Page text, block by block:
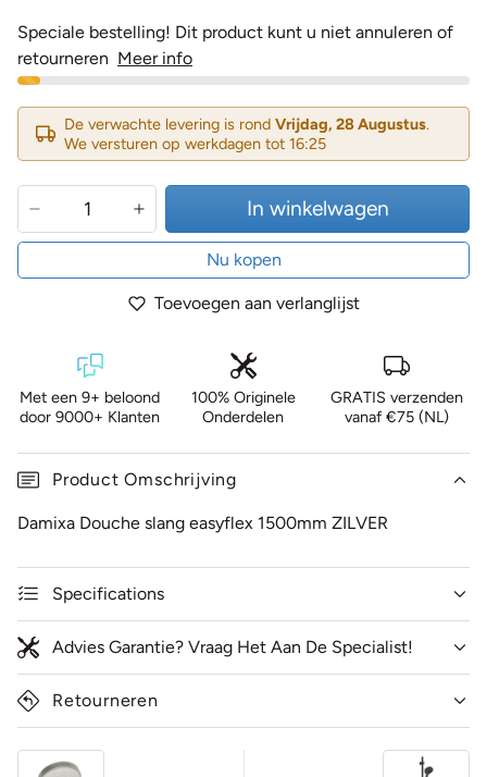
Speciale bestelling! Dit product kunt u niet annuleren of
retourneren Meer info
De verwachte levering is rond Vrijdag, 28 Augustus.
We versturen op werkdagen tot 16:25
In winkelwagen
Nu kopen
Toevoegen aan verlanglijst
Met een 9+ beloond
door 9000+ Klanten
100% Originele
Onderdelen
GRATIS verzenden
vanaf €75 (NL)
Product Omschrijving
Damixa Douche slang easyflex 1500mm ZILVER
Specifications
Advies Garantie? Vraag Het Aan De Specialist!
Retourneren